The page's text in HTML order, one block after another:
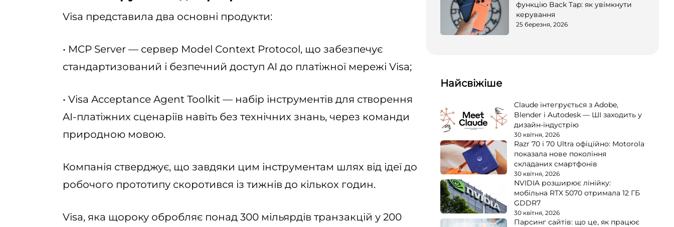
Visa представила два основні продукти:
• MCP Server — сервер Model Context Protocol, що забезпечує
стандартизований і безпечний доступ AI до платіжної мережі Visa;
• Visa Acceptance Agent Toolkit — набір інструментів для створення
AI-платіжних сценаріїв навіть без технічних знань, через команди
природною мовою.
Компанія стверджує, що завдяки цим інструментам шлях від ідеї до
робочого прототипу скоротився із тижнів до кількох годин.
Visa, яка щороку обробляє понад 300 мільярдів транзакцій у 200
функцію Back Tap: як увімкнути
керування
25 березня, 2026
Найсвіжіше
Claude інтегрується з Adobe,
Blender і Autodesk — ШІ заходить у
дизайн-індустрію
30 квітня, 2026
Razr 70 і 70 Ultra офіційно: Motorola
показала нове покоління
складаних смартфонів
30 квітня, 2026
NVIDIA розширює лінійку:
мобільна RTX 5070 отримала 12 ГБ
GDDR7
30 квітня, 2026
Парсинг сайтів: що це, як працює